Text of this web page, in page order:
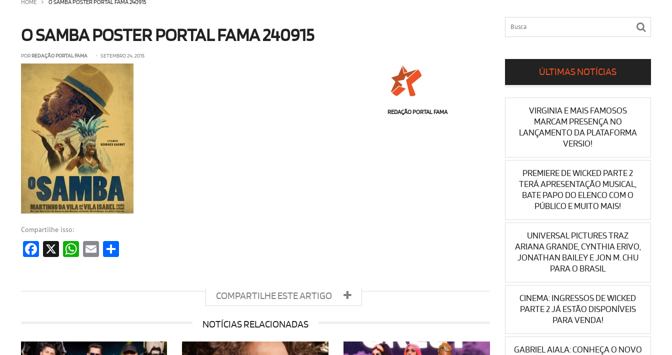
HOME O SAMBA POSTER PORTAL FAMA 240915
O SAMBA POSTER PORTAL FAMA 240915
POR REDAÇÃO PORTAL FAMA • SETEMBRO 24, 2015
REDAÇÃO PORTAL FAMA
Compartilhe isso:
Facebook
X WhatsApp
Email
COMPARTILHE ESTE ARTIGO
NOTÍCIAS RELACIONADAS
ÚLTIMAS NOTÍCIAS
VIRGINIA E MAIS FAMOSOS
MARCAM PRESENÇA NO
LANÇAMENTO DA PLATAFORMA
VERSIO!
PREMIERE DE WICKED PARTE 2
TERÁ APRESENTAÇÃO MUSICAL,
BATE PAPO DO ELENCO COM O
PÚBLICO E MUITO MAIS!
UNIVERSAL PICTURES TRAZ
ARIANA GRANDE, CYNTHIA ERIVO,
JONATHAN BAILEY E JON M. CHU
PARA O BRASIL
CINEMA: INGRESSOS DE WICKED
PARTE 2 JÁ ESTÃO DISPONÍVEIS
PARA VENDA!
GABRIEL AIALA: CONHEÇA O NOVO